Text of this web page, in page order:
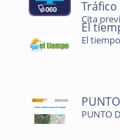
Tráfico
Cita
El
El tiempo
PUNTO